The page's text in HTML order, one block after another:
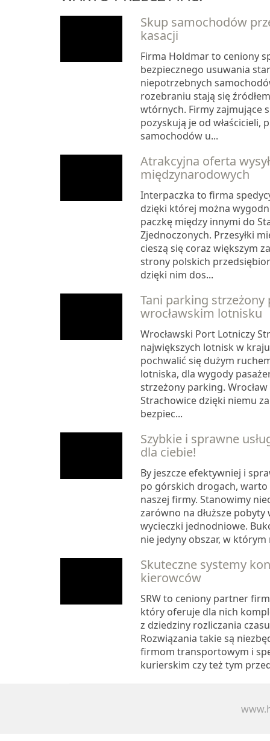
Skup samochodów
kasacji
Firma Holdmar to ceniony
bezpiecznego usuwania
niepotrzebnych
rozebraniu stają się
wtórnych. Firmy zajmujące
pozyskują je od właścicieli,
samochodów u...
Atrakcyjna oferta
międzynarodowych
Interpaczka to firma
dzięki której można
paczkę między innymi do
Zjednoczonych. Przesyłki
cieszą się coraz większym
strony polskich
dzięki nim dos...
Tani parking strzeżony
wrocławskim lotnisku
Wrocławski Port Lotniczy
największych lotnisk w
pochwalić się dużym
lotniska, dla wygody
strzeżony parking.
Strachowice dzięki niemu
bezpiec...
Szybkie i sprawne
dla ciebie!
By jeszcze efektywniej i
po górskich drogach,
naszej firmy. Stanowimy
zarówno na dłuższe pobyty
wycieczki jednodniowe.
nie jedyny obszar, w którym
Skuteczne systemy
kierowców
SRW to ceniony partner
który oferuje dla nich
z dziedziny rozliczania
Rozwiązania takie są
firmom transportowym i
kurierskim czy też tym